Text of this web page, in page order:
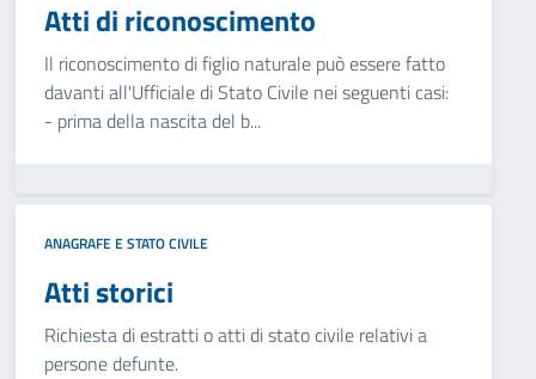
Atti di riconoscimento
Il riconoscimento di figlio naturale può essere fatto
davanti all'Ufficiale di Stato Civile nei seguenti casi:
- prima della nascita del b...
ANAGRAFE E STATO CIVILE
Atti storici
Richiesta di estratti o atti di stato civile relativi a
persone defunte.